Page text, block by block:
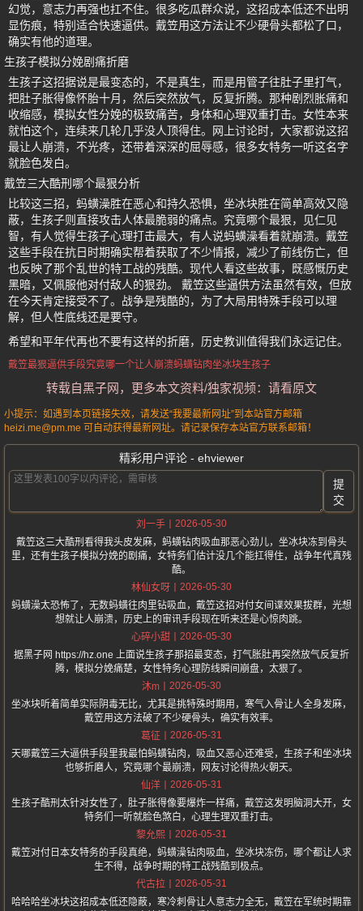
幻觉，意志力再强也扛不住。很多吃瓜群众说，这招成本低还不出明
显伤痕，特别适合快速逼供。戴笠用这方法让不少硬骨头都松了口，
确实有他的道理。
生孩子模拟分娩剧痛折磨
生孩子这招据说是最变态的，不是真生，而是用管子往肚子里打气，
把肚子胀得像怀胎十月，然后突然放气，反复折腾。那种剧烈胀痛和
收缩感，模拟女性分娩的极致痛苦，身体和心理双重打击。女性本来
就怕这个，连续来几轮几乎没人顶得住。网上讨论时，大家都说这招
最让人崩溃，不光疼，还带着深深的屈辱感，很多女特务一听这名字
就脸色发白。
戴笠三大酷刑哪个最狠分析
比较这三招，蚂蟥澡胜在恶心和持久恐惧，坐冰块胜在简单高效又隐
蔽，生孩子则直接攻击人体最脆弱的痛点。究竟哪个最狠，见仁见
智，有人觉得生孩子心理打击最大，有人说蚂蟥澡看着就崩溃。戴笠
这些手段在抗日时期确实帮着获取了不少情报，减少了前线伤亡，但
也反映了那个乱世的特工战的残酷。现代人看这些故事，既感慨历史
黑暗，又佩服他对付敌人的狠劲。 戴笠这些逼供方法虽然有效，但放
在今天肯定接受不了。战争是残酷的，为了大局用特殊手段可以理
解，但人性底线还是要守。
希望和平年代再也不要有这样的折磨，历史教训值得我们永远记住。
戴笠最狠逼供手段究竟哪一个让人崩溃蚂蟥钻肉坐冰块生孩子
转载自黑子网，更多本文资料/独家视频：请看原文
小提示：如遇到本页链接失效，请发送“我要最新网址”到本站官方邮箱
heizi.me@pm.me 可自动获得最新网址。请记录保存本站官方联系邮箱！
精彩用户评论 - ehviewer
提
交
刘一手
2026-05-30
戴笠这三大酷刑看得我头皮发麻，蚂蟥钻肉吸血那恶心劲儿，坐冰块冻到骨头
里，还有生孩子模拟分娩的剧痛，女特务们估计没几个能扛得住，战争年代真残
酷。
林仙女呀
2026-05-30
蚂蟥澡太恐怖了，无数蚂蟥往肉里钻吸血，戴笠这招对付女间谍效果拔群，光想
想就让人崩溃，历史上的审讯手段现在听来还是心惊肉跳。
心碎小甜
2026-05-30
据黑子网 https://hz.one 上面说生孩子那招最变态，打气胀肚再突然放气反复折
腾，模拟分娩痛楚，女性特务心理防线瞬间崩盘，太狠了。
沐m
2026-05-30
坐冰块听着简单实际阴毒无比，尤其是挑特殊时期用，寒气入骨让人全身发麻，
戴笠用这方法破了不少硬骨头，确实有效率。
葛征
2026-05-31
天哪戴笠三大逼供手段里我最怕蚂蟥钻肉，吸血又恶心还难受，生孩子和坐冰块
也够折磨人，究竟哪个最崩溃，网友讨论得热火朝天。
仙洋
2026-05-31
生孩子酷刑太针对女性了，肚子胀得像要爆炸一样痛，戴笠这发明脑洞大开，女
特务们一听就脸色煞白，心理生理双重打击。
黎允熙
2026-05-31
戴笠对付日本女特务的手段真绝，蚂蟥澡钻肉吸血，坐冰块冻伤，哪个都让人求
生不得，战争时期的特工战残酷到极点。
代古拉
2026-05-31
哈哈哈坐冰块这招成本低还隐蔽，寒冷刺骨让人意志力全无，戴笠在军统时期靠